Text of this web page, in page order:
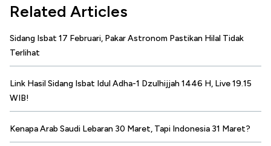
Related Articles
Sidang Isbat 17 Februari, Pakar Astronom Pastikan Hilal Tidak
Terlihat
Link Hasil Sidang Isbat Idul Adha-1 Dzulhijjah 1446 H, Live 19.15
WIB!
Kenapa Arab Saudi Lebaran 30 Maret, Tapi Indonesia 31 Maret?